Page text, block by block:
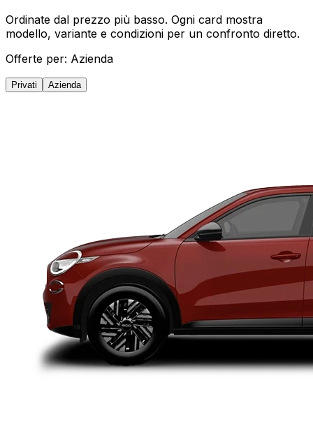
Ordinate dal prezzo più basso. Ogni card mostra
modello, variante e condizioni per un confronto diretto.
Offerte per: Azienda
Privati Azienda